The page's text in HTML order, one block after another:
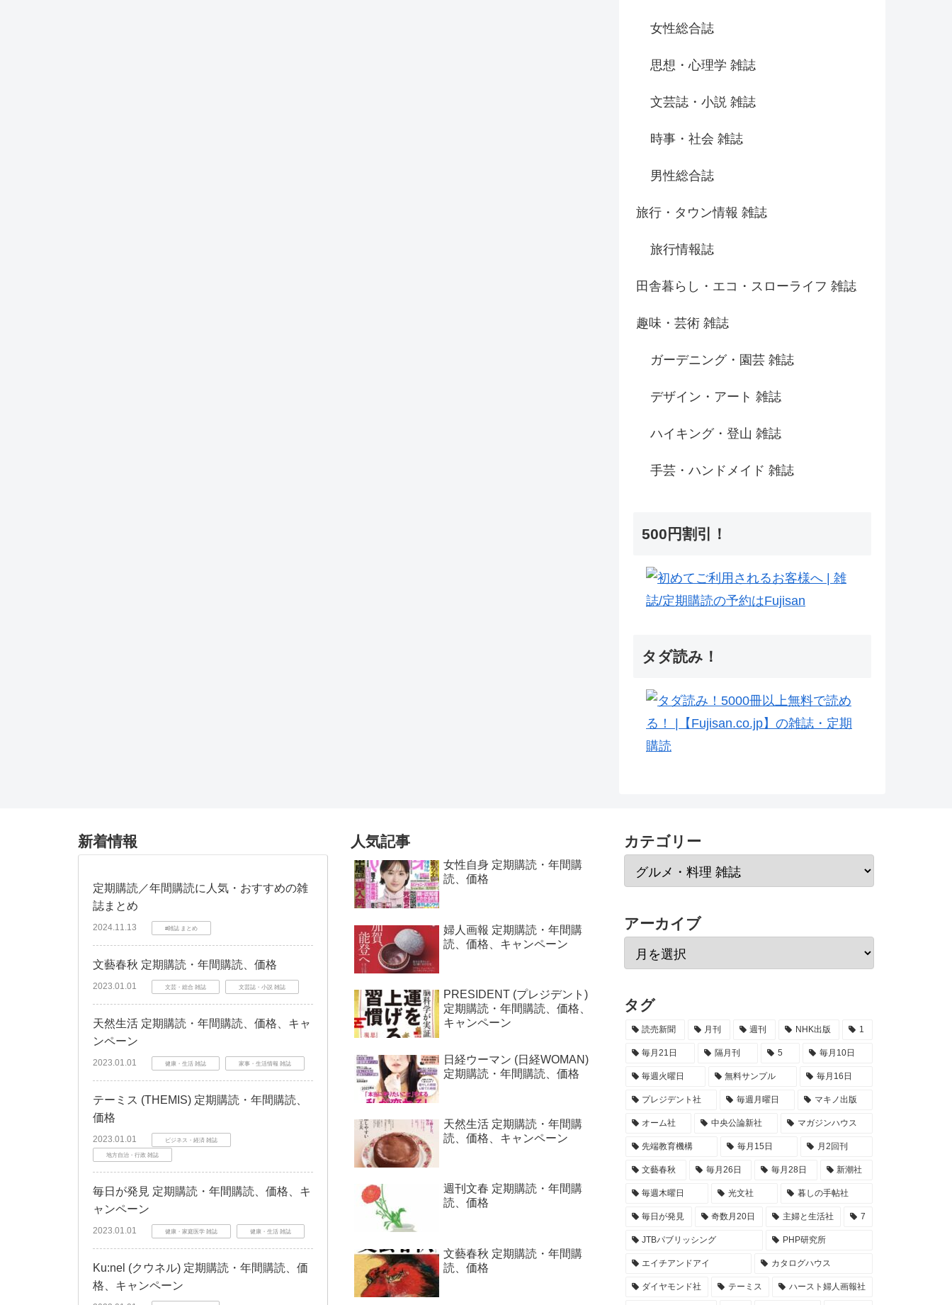
女性総合誌
思想・心理学 雑誌
文芸誌・小説 雑誌
時事・社会 雑誌
男性総合誌
旅行・タウン情報 雑誌
旅行情報誌
田舎暮らし・エコ・スローライフ 雑誌
趣味・芸術 雑誌
ガーデニング・園芸 雑誌
デザイン・アート 雑誌
ハイキング・登山 雑誌
手芸・ハンドメイド 雑誌
500円割引！
タダ読み！
新着情報
定期購読／年間購読に人気・おすすめの雑
誌まとめ
2024.11.13 #雑誌 まとめ
文藝春秋 定期購読・年間購読、価格
2023.01.01 文芸・総合 雑誌 文芸誌・小説 雑誌
天然生活 定期購読・年間購読、価格、キャ
ンペーン
2023.01.01 健康・生活 雑誌 家事・生活情報 雑誌
テーミス (THEMIS) 定期購読・年間購読、
価格
2023.01.01 ビジネス・経済 雑誌
地方自治・行政 雑誌
毎日が発見 定期購読・年間購読、価格、キ
ャンペーン
2023.01.01 健康・家庭医学 雑誌 健康・生活 雑誌
Ku:nel (クウネル) 定期購読・年間購読、価
格、キャンペーン
人気記事
女性自身 定期購読・年間購
読、価格
婦人画報 定期購読・年間購
読、価格、キャンペーン
PRESIDENT (プレジデント)
定期購読・年間購読、価格、
キャンペーン
日経ウーマン (日経WOMAN)
定期購読・年間購読、価格
天然生活 定期購読・年間購
読、価格、キャンペーン
週刊文春 定期購読・年間購
読、価格
文藝春秋 定期購読・年間購
読、価格
カテゴリー
アーカイブ
タグ
読売新聞 月刊 週刊 NHK出版 1
毎月21日 隔月刊 5 毎月10日
毎週火曜日 無料サンプル 毎月16日
プレジデント社 毎週月曜日 マキノ出版
オーム社 中央公論新社 マガジンハウス
先端教育機構 毎月15日 月2回刊
文藝春秋 毎月26日 毎月28日 新潮社
毎週木曜日 光文社 暮しの手帖社
毎日が発見 奇数月20日 主婦と生活社 7
JTBパブリッシング PHP研究所
エイチアンドアイ カタログハウス
ダイヤモンド社 テーミス ハースト婦人画報社